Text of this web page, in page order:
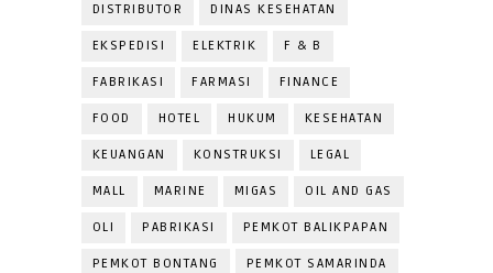
DISTRIBUTOR DINAS KESEHATAN
EKSPEDISI ELEKTRIK F & B
FABRIKASI FARMASI FINANCE
FOOD HOTEL HUKUM KESEHATAN
KEUANGAN KONSTRUKSI LEGAL
MALL MARINE MIGAS OIL AND GAS
OLI PABRIKASI PEMKOT BALIKPAPAN
PEMKOT BONTANG PEMKOT SAMARINDA